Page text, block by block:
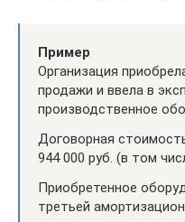
Пример
Организация
продажи и ввела в
производственное
Договорная
944 000 руб. (в том
Приобретенное
третьей